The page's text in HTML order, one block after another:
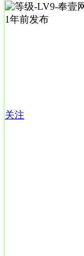
1年前发布
关注